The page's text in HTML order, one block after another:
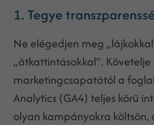
1. Tegye
Ne elégedjen meg
„átkattintásokkal”.
marketingcsapatától a
Analytics (GA4) teljes körű
olyan kampányokra